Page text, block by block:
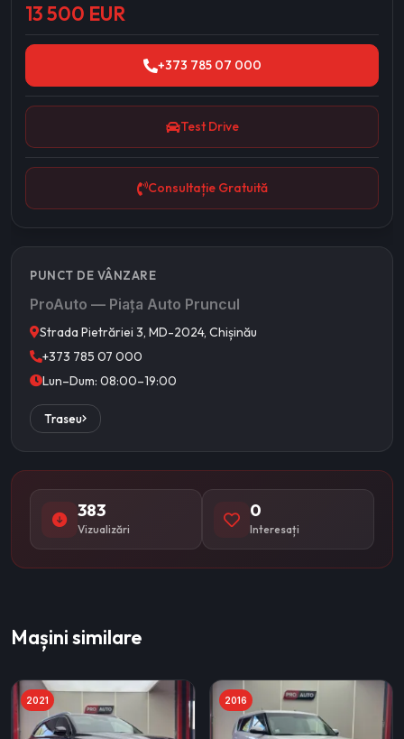
13 500 EUR
+373 785 07 000
Test Drive
Consultație Gratuită
PUNCT DE VÂNZARE
ProAuto — Piața Auto Pruncul
Strada Pietrăriei 3, MD-2024, Chișinău
+373 785 07 000
Lun–Dum: 08:00–19:00
Traseu
383
Vizualizări
0
Interesați
Mașini similare
2021 2016